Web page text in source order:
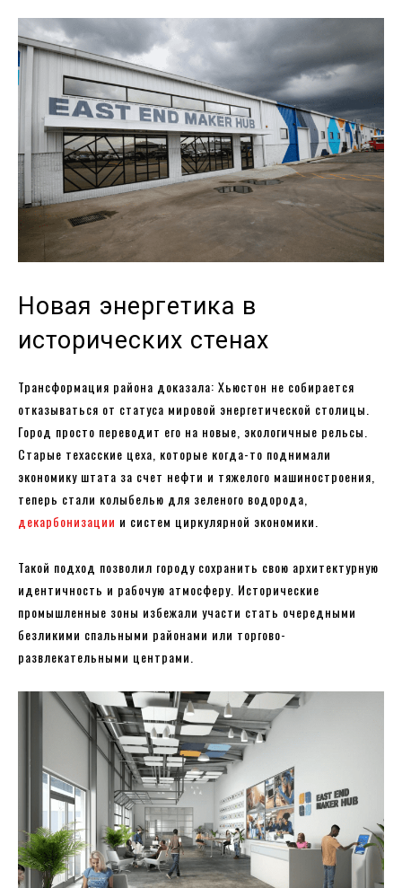
Новая энергетика в
исторических стенах
Трансформация района доказала: Хьюстон не собирается
отказываться от статуса мировой энергетической столицы.
Город просто переводит его на новые, экологичные рельсы.
Старые техасские цеха, которые когда-то поднимали
экономику штата за счет нефти и тяжелого машиностроения,
теперь стали колыбелью для зеленого водорода,
декарбонизации и систем циркулярной экономики.
Такой подход позволил городу сохранить свою архитектурную
идентичность и рабочую атмосферу. Исторические
промышленные зоны избежали участи стать очередными
безликими спальными районами или торгово-
развлекательными центрами.